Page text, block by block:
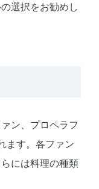
選択をお勧めし
ン、プロペラフ
ます。各ファン
には料理の種類